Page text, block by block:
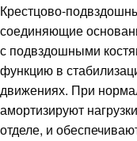
Крестцово-
соединяющие
с подвздошными
функцию в
движениях. При
амортизируют
отделе, и